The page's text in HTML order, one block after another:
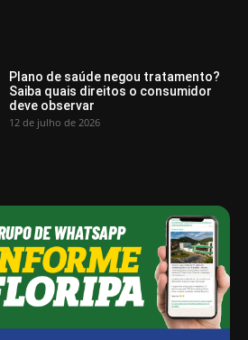
Plano de saúde negou tratamento?
Saiba quais direitos o consumidor
deve observar
12 de julho de 2026